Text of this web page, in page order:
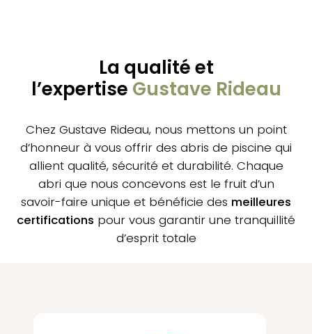
La qualité et
l’expertise Gustave Rideau
Chez Gustave Rideau, nous mettons un point
d’honneur à vous offrir des abris de piscine qui
allient qualité, sécurité et durabilité. Chaque
abri que nous concevons est le fruit d’un
savoir-faire unique et bénéficie des meilleures
certifications pour vous garantir une tranquillité
d’esprit totale